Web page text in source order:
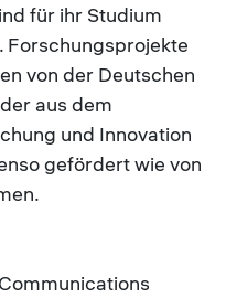
für ihr Studium
Forschungsprojekte
von der Deutschen
aus dem
und Innovation
gefördert wie von